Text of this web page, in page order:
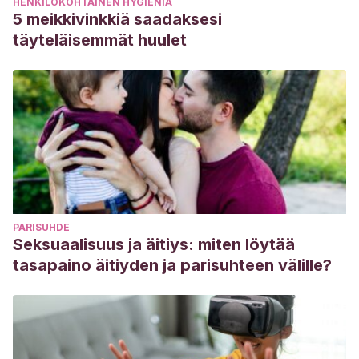
Nutrición. Disponible en: http://ve.scielo.org/scielo.php?
script=sci_arttext&pid=S0004-06222001000400002
Dada Su., Et al. (2007). Las madres que amamantan
pueden hacer ejercicio: resultados de un estudio de
cohorte. Cambridge University Press. Disponible en:
https://www.cambridge.org/core/journals/public-health-
nutrition/article/breastfeeding-mothers-can-exercise-
results-of-a-cohort-
study/8E066BE34848116795D3B33357885FCB
Kc S. Wright , Timothy J. Quinn y Gale B. Carey. (2002).
Aceptación infantil de la leche materna después del
ejercicio materno. Pedriatrics. Disponible en:
https://pediatrics.aappublications.org/content/109/4/585
5 meikkivinkkiä saadaksesi
täyteläisemmät huulet
PARISUHDE
Seksuaalisuus ja äitiys: miten löytää
tasapaino äitiyden ja parisuhteen välille?